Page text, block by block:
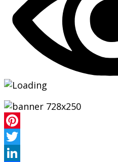
Pinterest
Twitter